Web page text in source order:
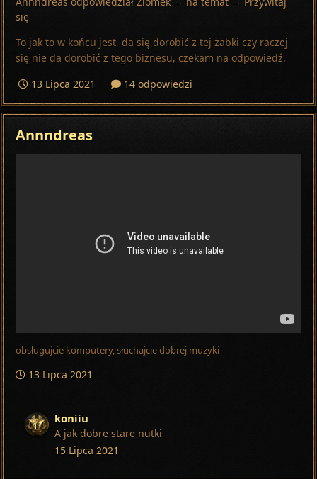
się
To jak to w końcu jest, da się dorobić z tej żabki czy raczej
się nie da dorobić z tego biznesu, czekam na odpowiedź.
13 Lipca 2021
14 odpowiedzi
Annndreas
obsługujcie komputery, słuchajcie dobrej muzyki
13 Lipca 2021
koniiu
A jak dobre stare nutki
15 Lipca 2021